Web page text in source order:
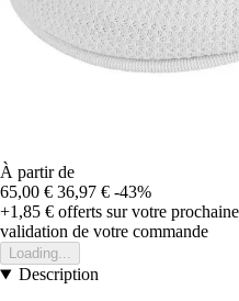
À partir de
65,00 € 36,97 € -43%
+1,85 € offerts sur votre
validation de votre commande
Loading...
Description